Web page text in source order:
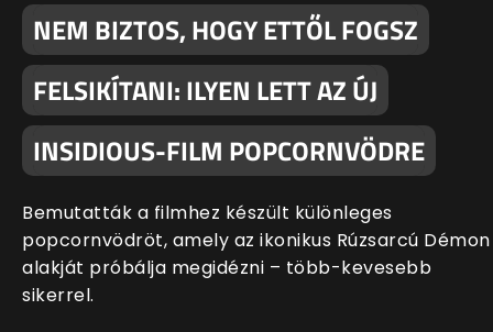
NEM BIZTOS, HOGY ETTŐL FOGSZ
FELSIKÍTANI: ILYEN LETT AZ ÚJ
INSIDIOUS-FILM POPCORNVÖDRE
Bemutatták a filmhez készült különleges
popcornvödröt, amely az ikonikus Rúzsarcú Démon
alakját próbálja megidézni – több-kevesebb
sikerrel.